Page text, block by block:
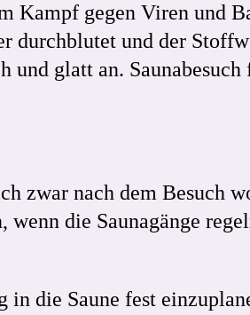
Kampf gegen Viren und
durchblutet und der
glatt an.
zwar nach dem Besuch
die Saunagänge
die Saune fest